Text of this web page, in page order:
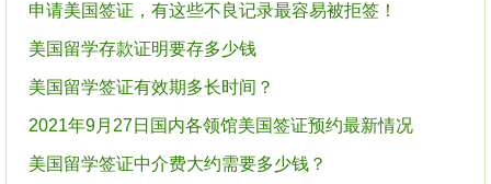
申请美国签证，有这些不良记录最容易被拒签！
美国留学存款证明要存多少钱
美国留学签证有效期多长时间？
2021年9月27日国内各领馆美国签证预约最新情况
美国留学签证中介费大约需要多少钱？